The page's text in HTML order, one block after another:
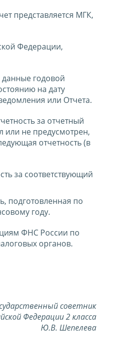
представляется МГК,
Федерации,
годовой
на дату
или Отчета.
за отчетный
или не предусмотрен,
отчетность (в
за соответствующий
подготовленная по
году.
ФНС России по
органов.
советник
Федерации 2 класса
Ю.В. Шепелева